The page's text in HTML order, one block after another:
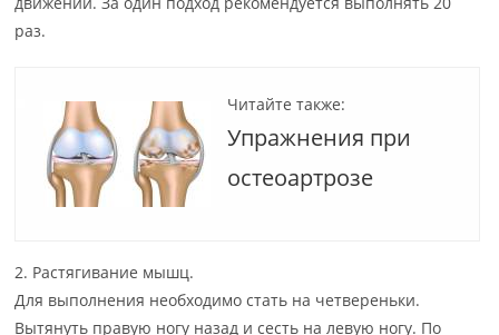
раз.
Читайте также:
Упражнения при
остеоартрозе
2. Растягивание мышц.
Для выполнения необходимо стать на четвереньки.
Вытянуть правую ногу назад и сесть на левую ногу. По